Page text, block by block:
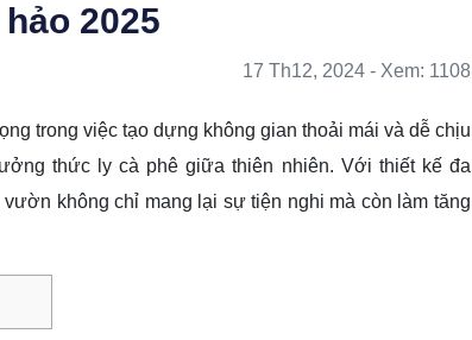
2025
17 Th12, 2024 - Xem: 1108
trong việc tạo dựng không gian thoải mái và dễ chịu
thức ly cà phê giữa thiên nhiên. Với thiết kế đa
không chỉ mang lại sự tiện nghi mà còn làm tăng